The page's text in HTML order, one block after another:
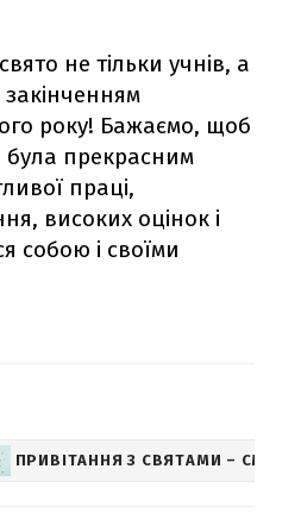
не тільки учнів, а
закінченням
року! Бажаємо, щоб
була прекрасним
​​праці,
високих оцінок і
собою і своїми
ПРИВІТАННЯ З СВЯТАМИ –